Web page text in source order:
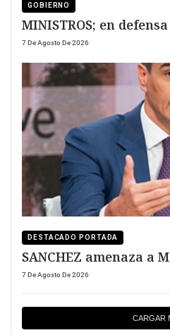
GOBIERNO
MINISTROS; en
7 De Agosto De 2026
DESTACADO PORTADA
SANCHEZ amenaza
7 De Agosto De 2026
CARGAR